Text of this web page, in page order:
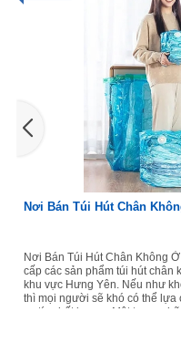
Nơi Bán Túi Hút Chân
Nơi Bán Túi Hút Chân Không
cấp các sản phẩm túi hút chân
khu vực Hưng Yên. Nếu như
thì mọi người sẽ khó có thể
uy tín chất lượng. Một trong